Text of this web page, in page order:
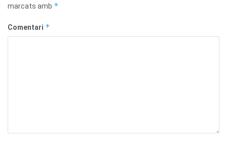
marcats amb *
Comentari *